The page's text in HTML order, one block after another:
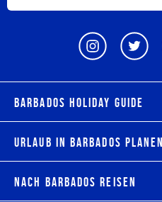
Barbados Holiday Guide
Urlaub in Barbados planen
Nach Barbados reisen